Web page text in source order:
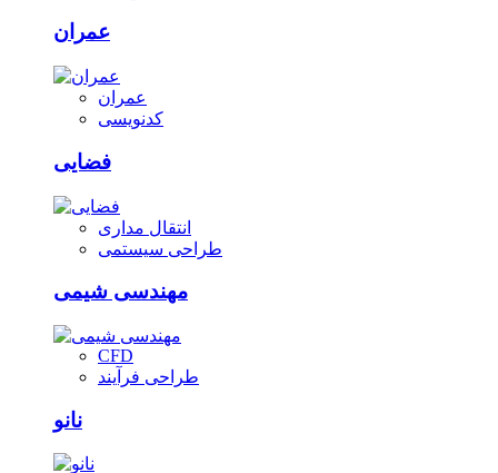
عمران
عمران
کدنویسی
فضایی
انتقال مداری
طراحی سیستمی
مهندسی شیمی
CFD
طراحی فرآیند
نانو